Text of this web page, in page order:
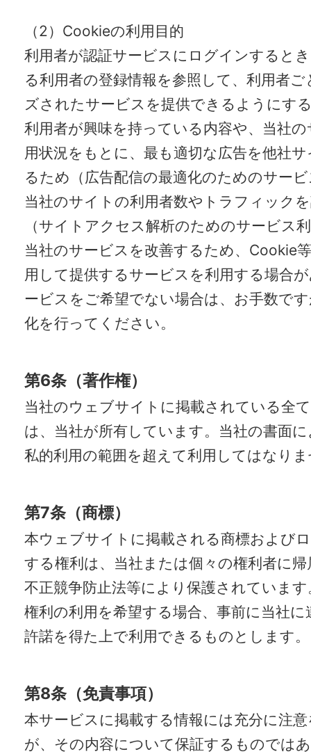
（2）Cookieの利用目的
利用者が認証サービスにログインすると
る利用者の登録情報を参照して、利用者
ズされたサービスを提供できるようにす
利用者が興味を持っている内容や、当社
用状況をもとに、最も適切な広告を他社
るため（広告配信の最適化のためのサー
当社のサイトの利用者数やトラフィック
（サイトアクセス解析のためのサービス
当社のサービスを改善するため、Cookie
用して提供するサービスを利用する場合
ービスをご希望でない場合は、お手数で
化を行ってください。
第6条（著作権）
当社のウェブサイトに掲載されている全
は、当社が所有しています。当社の書面
私的利用の範囲を超えて利用してはなり
第7条（商標）
本ウェブサイトに掲載される商標および
する権利は、当社または個々の権利者に
不正競争防止法等により保護されていま
権利の利用を希望する場合、事前に当社に
許諾を得た上で利用できるものとします。
第8条（免責事項）
本サービスに掲載する情報には充分に注
が、その内容について保証するものでは